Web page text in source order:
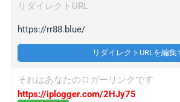
リダイレクトURL
https://rr88.blue/
リダイレクトURLを編集
それはあなたのロガーリンクです
https://iplogger.com/2HJy75